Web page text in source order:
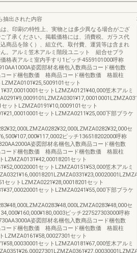
抽出された内容
は、印刷の特性上、実物とは多少異なる場合がござ
了承ください。掲載価格には、消費税、ガラス代
込商品を除く）、組立代、取付費、運賃等は含まれ
。アルミ笠木アルミ階段ユニット 組合せプラ
格表アルミ室内手すり1ピッチ4559101000呼称
姿図部材名梱包入数商品コード梱包数
ード梱包数価 格商品コード梱包数価 格親柱
セット
セットLZMZA0121¥40,000笠木アルミ
ットLZMZA0191¥10,0009101セット
セットLZMZA0211¥25,000下部ブラケ
セ
ピッチ136518202000呼称
姿図部材名梱包入数商品コード梱包数
ード梱包数価 格商品コード梱包数価 格親柱
LZMZA0131¥42,00018201セット
セットLZMZA0151¥53,000笠木アルミ
セットLZMZA0221¥28,00018201セット
セットLZMZA0241¥55,000下部ブラケ
セ
ピッチ227527303000呼称
姿図部材名梱包入数商品コード梱包数
ード梱包数価 格商品コード梱包数価 格親柱
LZMZA0161¥58,00027301セット
セットLZMZA0181¥67,000笠木アルミ